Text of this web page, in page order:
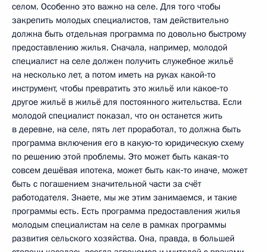
селом. Особенно это важно на селе. Для того чтобы
закрепить молодых специалистов, там действительно
должна быть отдельная программа по довольно быстрому
предоставлению жилья. Сначала, например, молодой
специалист на селе должен получить служебное жильё
на несколько лет, а потом иметь на руках какой‑то
инструмент, чтобы превратить это жильё или какое‑то
другое жильё в жильё для постоянного жительства. Если
молодой специалист показал, что он останется жить
в деревне, на селе, пять лет проработал, то должна быть
программа включения его в какую‑то юридическую схему
по решению этой проблемы. Это может быть какая‑то
совсем дешёвая ипотека, может быть как‑то иначе, может
быть с погашением значительной части за счёт
работодателя. Знаете, мы же этим занимаемся, и такие
программы есть. Есть программа предоставления жилья
молодым специалистам на селе в рамках программы
развития сельского хозяйства. Она, правда, в большей